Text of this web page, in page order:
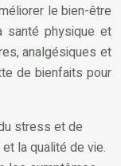
le bien-être
santé physique et
analgésiques et
de bienfaits pour
stress et de
la qualité de vie.